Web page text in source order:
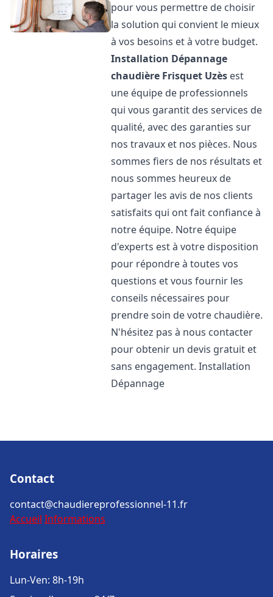
pour vous permettre de choisir
la solution qui convient le mieux
à vos besoins et à votre budget.
Installation Dépannage
chaudière Frisquet Uzès est
une équipe de professionnels
qui vous garantit des services de
qualité, avec des garanties sur
nos travaux et nos pièces. Nous
sommes fiers de nos résultats et
nous sommes heureux de
partager les avis de nos clients
satisfaits qui ont fait confiance à
notre équipe. Notre équipe
d'experts est à votre disposition
pour répondre à toutes vos
questions et vous fournir les
conseils nécessaires pour
prendre soin de votre chaudière.
N'hésitez pas à nous contacter
pour obtenir un devis gratuit et
sans engagement. Installation
Dépannage
Contact
contact@chaudiereprofessionnel-11.fr
Accueil Informations
Horaires
Lun-Ven: 8h-19h